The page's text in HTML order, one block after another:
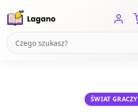
ŚWIAT GRACZY
PROMOCJA!
PROMOCJA!
PROMOCJA!
PROMOCJA!
PROMOCJA!